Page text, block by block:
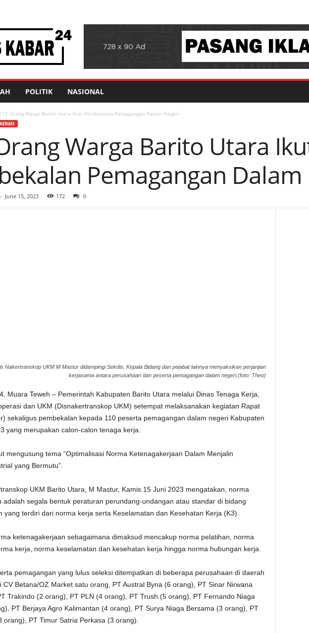
POLITIK NASIONAL
110 Orang Warga Barito Utara Ikuti Pembekalan Pemagangan Dalam Negeri
Warga Barito Utara
Pemagangan
June 15, 2023 172 0
Nakertranskop UKM M Mastur didampingi Sekdis, Kepala Bidang dan pejabat lainnya menyaksikan perjanjian
kerjasama antara perusahaan dan peserta pemagangan dalam negeri.(foto: Theo)
Muara Teweh – Pemerintah Kabupaten Barito Utara melalui Dinas Tenaga Kerja,
dan UKM (Disnakertranskop UKM) setempat melaksanakan kegiatan Rapat
sekaligus pembekalan kepada 110 peserta pemagangan dalam negeri Kabupaten
yang merupakan calon-calon tenaga kerja.
mengusung tema “Optimalisasi Norma Ketenagakerjaan Dalam Menjalin
yang Bermutu”.
UKM Barito Utara, M Mastur, Kamis 15 Juni 2023 mengatakan, norma
adalah segala bentuk peraturan perundang-undangan atau standar di bidang
yang terdiri dari norma kerja serta Keselamatan dan Kesehatan Kerja (K3).
ketenagakerjaan sebagaimana dimaksud mencakup norma pelatihan, norma
kerja, norma keselamatan dan kesehatan kerja hingga norma hubungan kerja.
pemagangan yang lulus seleksi ditempatkan di beberapa perusahaan di daerah
CV Betana/OZ Market satu orang, PT Austral Byna (6 orang), PT Sinar Nirwana
Trakindo (2 orang), PT PLN (4 orang), PT Trush (5 orang), PT Fernando Niaga
PT Berjaya Agro Kalimantan (4 orang), PT Surya Niaga Bersama (3 orang), PT
orang), PT Timur Satria Perkasa (3 orang).